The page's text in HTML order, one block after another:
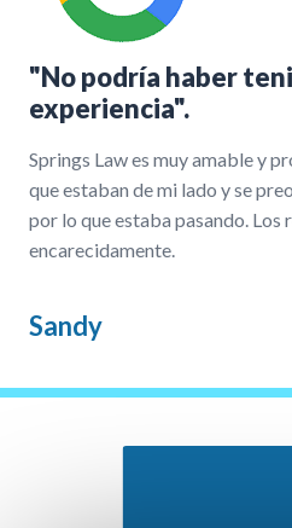
"No podría haber
experiencia".
Springs Law es muy amable y
que estaban de mi lado y se
por lo que estaba pasando. Los
encarecidamente.
Sandy